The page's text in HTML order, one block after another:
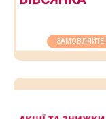
ЗАМОВЛЯЙТЕ!